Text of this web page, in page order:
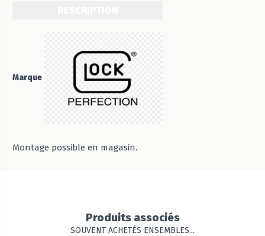
Marque
Montage possible en magasin.
Produits associés
SOUVENT ACHETÉS ENSEMBLES...